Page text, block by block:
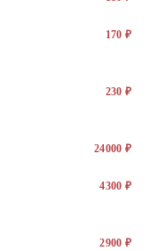
170 ₽
230 ₽
24000 ₽
4300 ₽
2900 ₽